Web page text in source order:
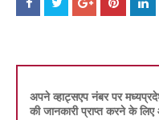
अपने व्हाट्सएप नंबर पर
की जानकारी प्राप्त करने के